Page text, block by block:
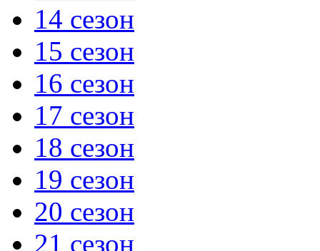
14 сезон
15 сезон
16 сезон
17 сезон
18 сезон
19 сезон
20 сезон
21 сезон